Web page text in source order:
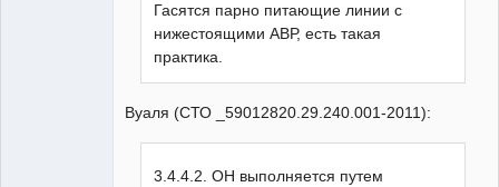
Гасятся парно питающие линии с
нижестоящими АВР, есть такая
практика.
Вуаля (СТО _59012820.29.240.001-2011):
3.4.4.2. ОН выполняется путем